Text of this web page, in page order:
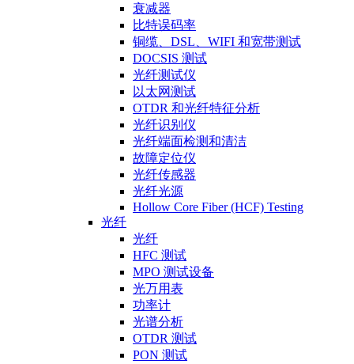
衰减器
比特误码率
铜缆、DSL、WIFI 和宽带测试
DOCSIS 测试
光纤测试仪
以太网测试
OTDR 和光纤特征分析
光纤识别仪
光纤端面检测和清洁
故障定位仪
光纤传感器
光纤光源
Hollow Core Fiber (HCF) Testing
光纤
光纤
HFC 测试
MPO 测试设备
光万用表
功率计
光谱分析
OTDR 测试
PON 测试